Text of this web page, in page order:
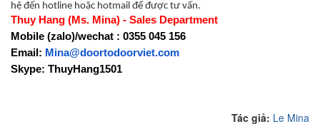
hệ đến hotline hoặc hotmail để được tư vấn.
Thuy Hang (Ms. Mina) - Sales Department
Mobile (zalo)/wechat : 0355 045 156
Email: Mina@doortodoorviet.com
Skype: ThuyHang1501
Tác giả: Le Mina